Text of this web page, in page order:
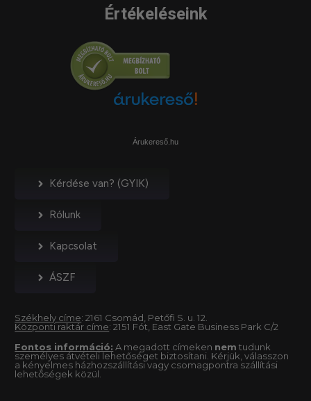
Értékeléseink
Árukereső.hu
Kérdése van? (GYIK)
Rólunk
Kapcsolat
ÁSZF
Székhely címe: 2161 Csomád, Petőfi S. u. 12.
Központi raktár címe: 2151 Fót, East Gate Business Park C/2
Fontos információ: A megadott címeken nem tudunk
személyes átvételi lehetőséget biztosítani. Kérjük, válasszon
a kényelmes házhozszállítási vagy csomagpontra szállítási
lehetőségek közül.